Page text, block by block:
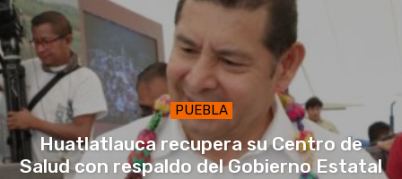
PUEBLA
Huatlatlauca recupera su Centro de
Salud con respaldo del Gobierno Estatal